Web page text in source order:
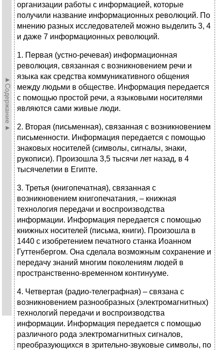
►Содержание►
организации работы с информацией, которые
получили название информационных революций. По
мнению разных исследователей можно выделить 3, 4
и даже 7 информационных революций.
1. Первая (устно-речевая) информационная
революция, связанная с возникновением речи и
языка как средства коммуникативного общения
между людьми в обществе. Информация передается
с помощью простой речи, а языковыми носителями
являются сами живые люди.
2. Вторая (письменная), связанная с возникновением
письменности. Информация передается с помощью
знаковых носителей (символы, сигналы, знаки,
рукописи). Произошла 3,5 тысячи лет назад, в 4
тысячелетии в Египте.
3. Третья (книгопечатная), связанная с
возникновением книгопечатания, – книжная
технология передачи и воспроизводства
информации. Информация передается с помощью
книжных носителей (письма, книги). Произошла в
1440 с изобретением печатного станка Иоанном
Гуттенбергом. Она сделала возможным сохранение и
передачу знаний многим поколениям людей в
пространственно-временном континууме.
4. Четвертая (радио-телеграфная) – связана с
возникновением разнообразных (электромагнитных)
технологий передачи и воспроизводства
информации. Информация передается с помощью
различного рода электромагнитных сигналов,
преобразующихся в зрительно-звуковые символы, по